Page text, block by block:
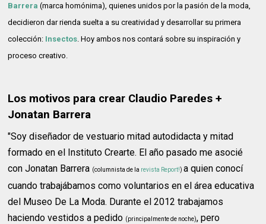
Barrera (marca homónima), quienes unidos por la pasión de la moda,
decidieron dar rienda suelta a su creatividad y desarrollar su primera
colección: Insectos . Hoy ambos nos contará sobre su inspiración y
proceso creativo.
Los motivos para crear Claudio Paredes +
Jonatan Barrera
"Soy diseñador de vestuario mitad autodidacta y mitad
formado en el Instituto Crearte. El año pasado me asocié
con Jonatan Barrera (columnista de la revista Report!)a quien conocí
cuando trabajábamos como voluntarios en el área educativa
del Museo De La Moda. Durante el 2012 trabajamos
haciendo vestidos a pedido (principalmente de noche), pero